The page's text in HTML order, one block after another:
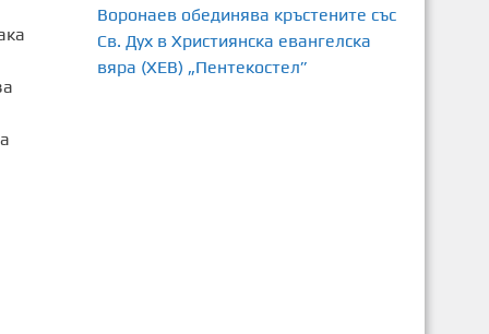
Воронаев обединява кръстените със
Св. Дух в Християнска евангелска
вяра (ХЕВ) „Пентекостел”